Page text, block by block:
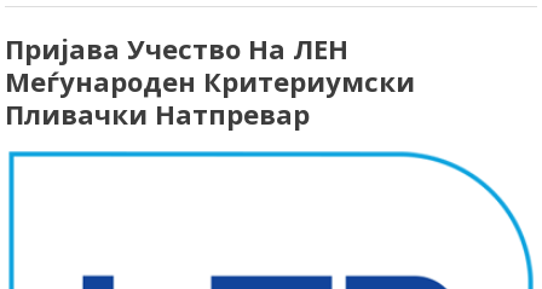
Пријава Учество На ЛЕН
Меѓународен Критериумски
Пливачки Натпревар